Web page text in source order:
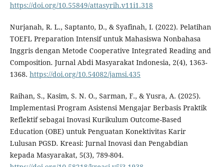
https://doi.org/10.55849/attasyrih.v11i1.318
Nurjanah, R. L., Saptanto, D., & Syafinah, I. (2022). Pelatihan
TOEFL Preparation Intensif untuk Mahasiswa Nonbahasa
Inggris dengan Metode Cooperative Integrated Reading and
Composition. Jurnal Abdi Masyarakat Indonesia, 2(4), 1363-
1368. https://doi.org/10.54082/jamsi.435
Raihan, S., Kasim, S. N. O., Sarman, F., & Yusra, A. (2025).
Implementasi Program Asistensi Mengajar Berbasis Praktik
Reflektif sebagai Inovasi Kurikulum Outcome-Based
Education (OBE) untuk Penguatan Konektivitas Karir
Lulusan PGSD. Kreasi: Jurnal Inovasi dan Pengabdian
kepada Masyarakat, 5(3), 789-804.